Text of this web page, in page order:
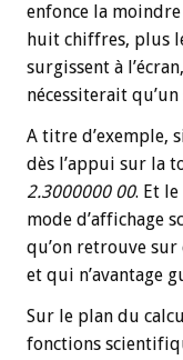
enfonce la
huit chiffres, plus
surgissent à
nécessiterait qu’un
A titre d’exemple,
dès l’appui sur la
2.3000000 00. Et
mode d’affichage
qu’on retrouve sur
et qui n’avantage
Sur le plan du
fonctions